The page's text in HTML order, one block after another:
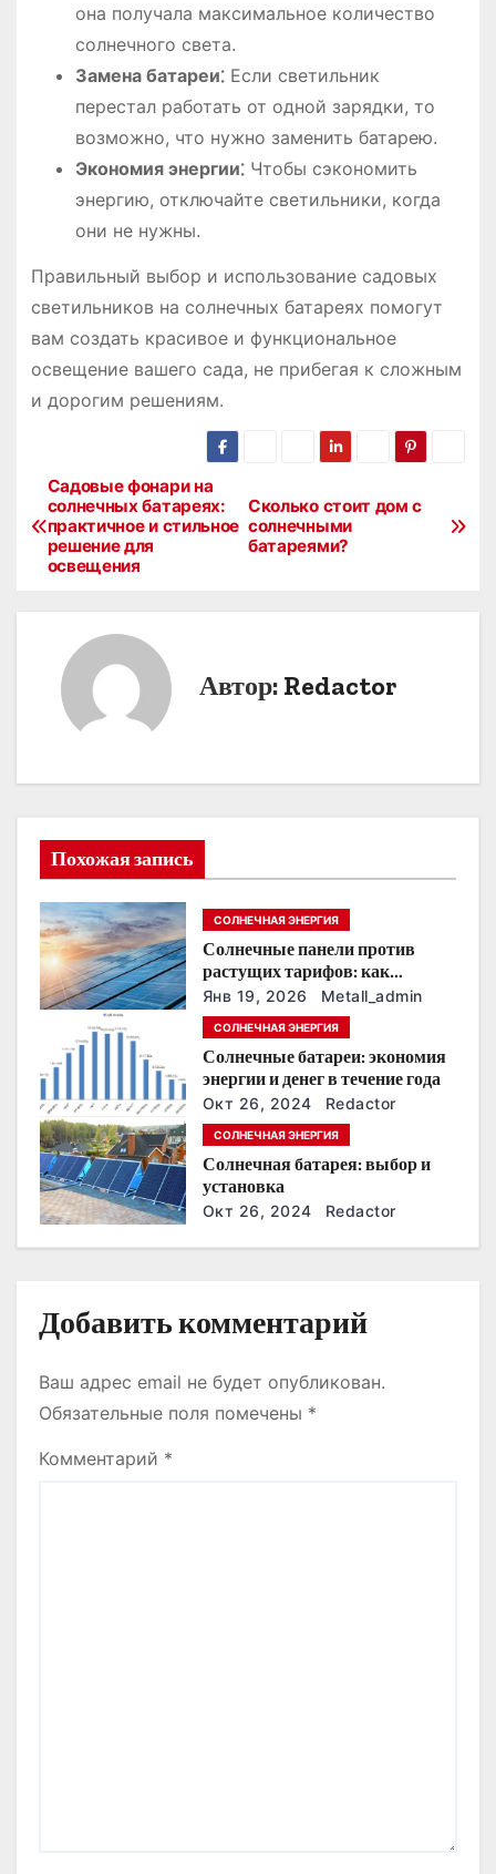
она получала максимальное количество
солнечного света.
Замена батареи⁚Если светильник
перестал работать от одной зарядки, то
возможно, что нужно заменить батарею.
Экономия энергии⁚Чтобы сэкономить
энергию, отключайте светильники, когда
они не нужны.
Правильный выбор и использование садовых
светильников на солнечных батареях помогут
вам создать красивое и функциональное
освещение вашего сада, не прибегая к сложным
и дорогим решениям.
Н
а
я
п
о
з
п
и
с
я
м
Сколько стоит дом с
солнечными
батареями?
Садовые фонари на
солнечных батареях:
практичное и стильное
решение для
освещения
Автор: Redactor
Похожая запись
СОЛНЕЧНАЯ ЭНЕРГИЯ
Солнечные панели против
растущих тарифов: как
сохранить
энергонезависимость в
ближайшие годы
Янв 19, 2026 Metall_admin
СОЛНЕЧНАЯ ЭНЕРГИЯ
Солнечные батареи: экономия
энергии и денег в течение года
Окт 26, 2024 Redactor
СОЛНЕЧНАЯ ЭНЕРГИЯ
Солнечная батарея: выбор и
установка
Окт 26, 2024 Redactor
Добавить комментарий
Ваш адрес email не будет опубликован.
Обязательные поля помечены *
Комментарий *